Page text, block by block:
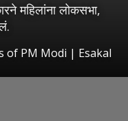
महिलांना लोकसभा,
of PM Modi | Esakal